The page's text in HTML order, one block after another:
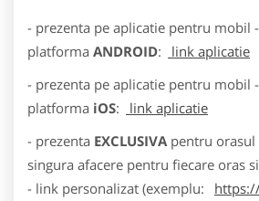
- prezenta pe aplicatie pentru mobil -
platforma ANDROID:
link aplicatie
- prezenta pe aplicatie pentru mobil -
platforma iOS:
link aplicatie
- prezenta EXCLUSIVA pentru
singura afacere pentru fiecare oras
- link personalizat (exemplu: